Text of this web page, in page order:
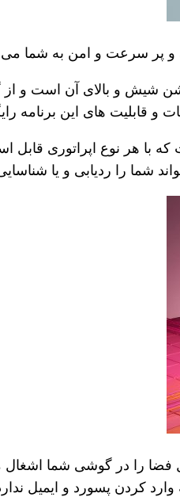
سرعت و امن به شما می
شیش و بالای آن است و
و قابلیت های این برنامه
که با هر نوع اپراتوری
شما را ردیابی و یا
را در گوشی شما اشغال
کردن پسورد و ایمیل